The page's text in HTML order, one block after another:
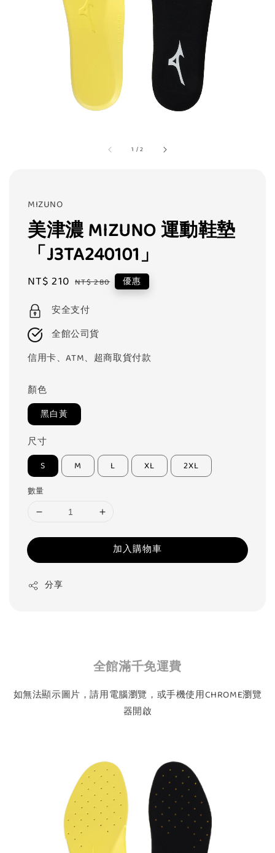
1 /2
MIZUNO
美津濃 MIZUNO 運動鞋墊
「J3TA240101」
Sale
NT$ 210 Regular
NT$ 280 優惠
安全支付
全館公司貨
信用卡、ATM、超商取貨付款
顏色
黑白黃
尺寸
S M L XL 2XL
數量
加入購物車
分享
全館滿千免運費
如無法顯示圖片，請用電腦瀏覽，或手機使用CHROME瀏覽
器開啟